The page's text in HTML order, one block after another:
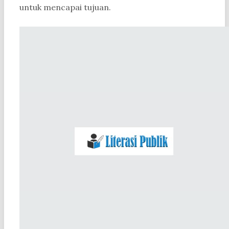
untuk mencapai tujuan.